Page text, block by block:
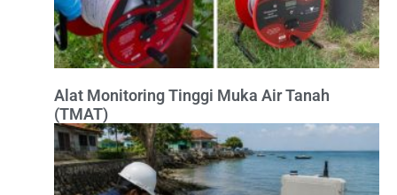
Alat Monitoring Tinggi Muka Air Tanah
(TMAT)